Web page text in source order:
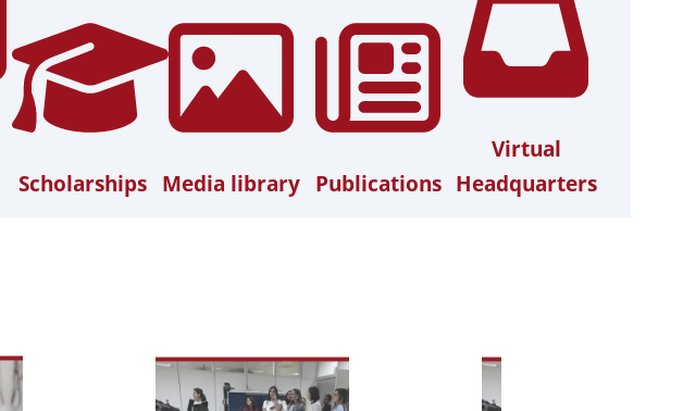
Scholarships Media library Publications
Virtual
Headquarters